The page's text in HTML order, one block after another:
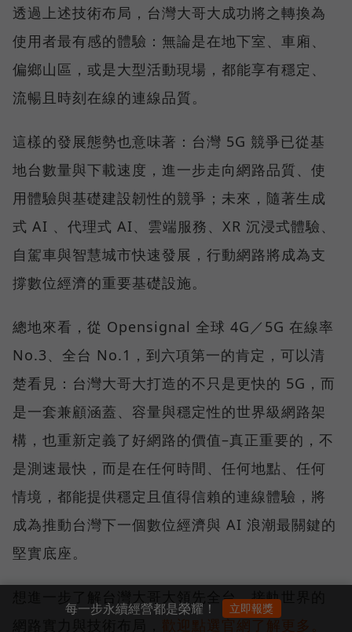
透過上述技術布局，台灣大哥大成功將之轉換為
使用者最有感的體驗：無論是在地下室、車廂、
偏鄉山區，或是大型活動現場，都能享有穩定、
流暢且時刻在線的連線品質。
這樣的發展態勢也意味著：台灣 5G 競爭已從基
地台數量與下載速度，進一步走向網路品質、使
用體驗與基礎建設韌性的競爭；未來，隨著生成
式 AI 、代理式 AI、雲端服務、XR 沉浸式體驗、
自駕車與智慧城市快速發展，行動網路將成為支
撐數位經濟的重要基礎設施。
總地來看，從 Opensignal 全球 4G／5G 在線率
No.3、全台 No.1，到六項第一的肯定，可以清
楚看見：台灣大哥大打造的不只是更快的 5G，而
是一套兼顧涵蓋、容量與穩定性的世界級網路架
構，也重新定義了好網路的價值–真正重要的，不
是測速最快，而是在任何時間、任何地點、任何
情境，都能提供穩定且值得信賴的連線體驗，將
成為推動台灣下一個數位經濟與 AI 浪潮最關鍵的
堅實底座。
想進一步了解台灣大哥大領先全台、接軌世界的
歡迎點選官網了解更多。
每一步永續經營都是榮耀！ 立即報獎